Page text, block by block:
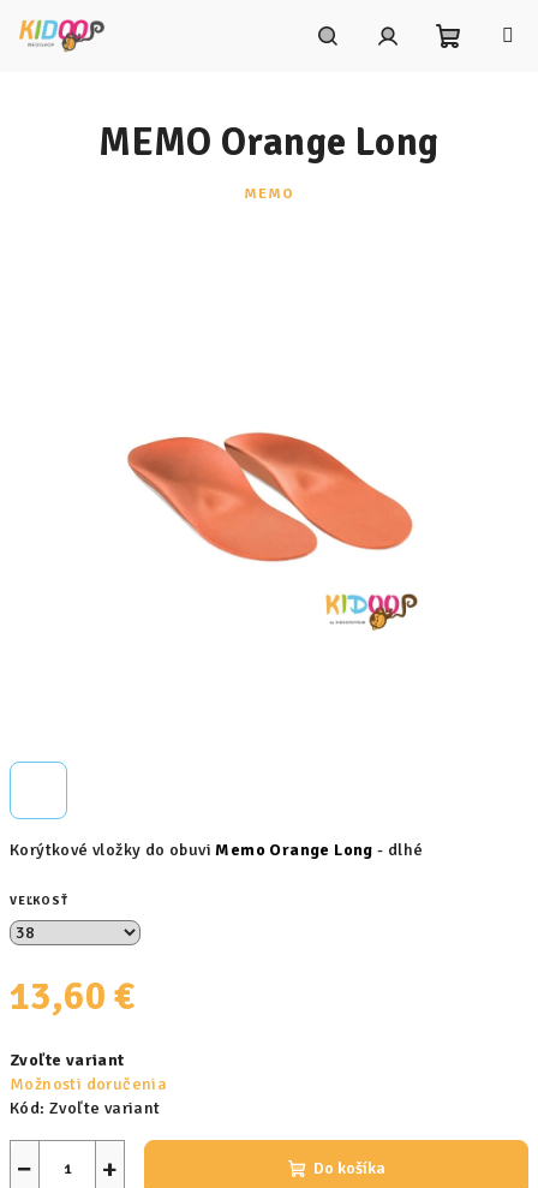
Korýtkové vložky do obuviMemo Orange Long - dlhé
VEĽKOSŤ
13,60 €
cena:
Zvoľte variant
Možnosti doručenia
Kód: Zvoľte variant
+
− Do košíka
MEMO Orange Long
MEMO